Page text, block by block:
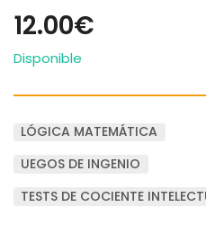
12.00€
Disponible
LÓGICA MATEMÁTICA
UEGOS DE INGENIO
TESTS DE COCIENTE